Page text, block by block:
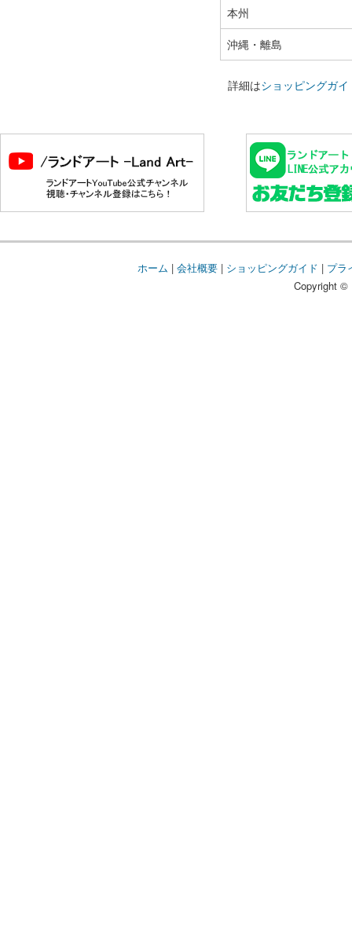
本州
沖縄・離島
詳細はショッピングガイ
ホーム | 会社概要| ショッピングガイド | プラ
Copyright ©